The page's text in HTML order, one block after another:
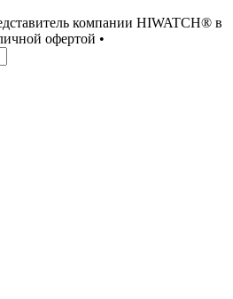
компании HIWATCH® в
офертой •